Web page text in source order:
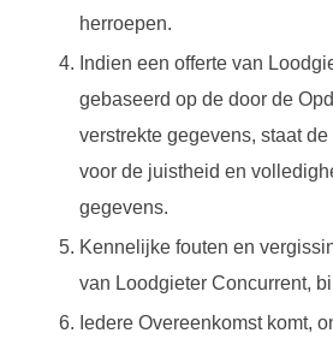
herroepen.
Indien een offerte van
gebaseerd op de door de
verstrekte gegevens, staat
voor de juistheid en
gegevens.
Kennelijke fouten en
van Loodgieter Concurrent,
Iedere Overeenkomst komt,